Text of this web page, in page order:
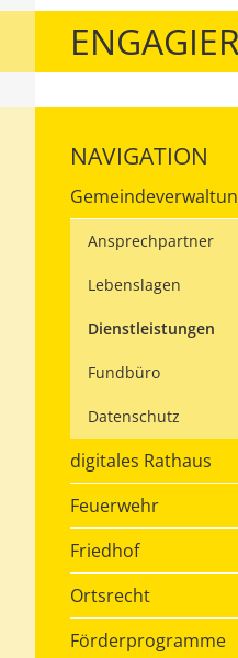
NAVIGATION
Ansprechpartner
Lebenslagen
Dienstleistungen
Fundbüro
Datenschutz
digitales Rathaus
Feuerwehr
Friedhof
Ortsrecht
Förderprogramme